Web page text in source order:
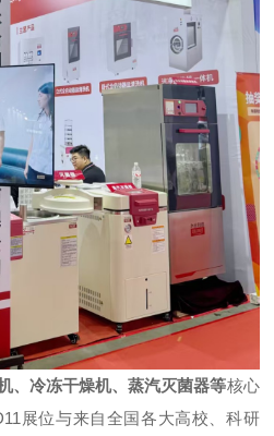
、冷冻干燥机、蒸汽灭菌器等核心
展位与来自全国各大高校、科研